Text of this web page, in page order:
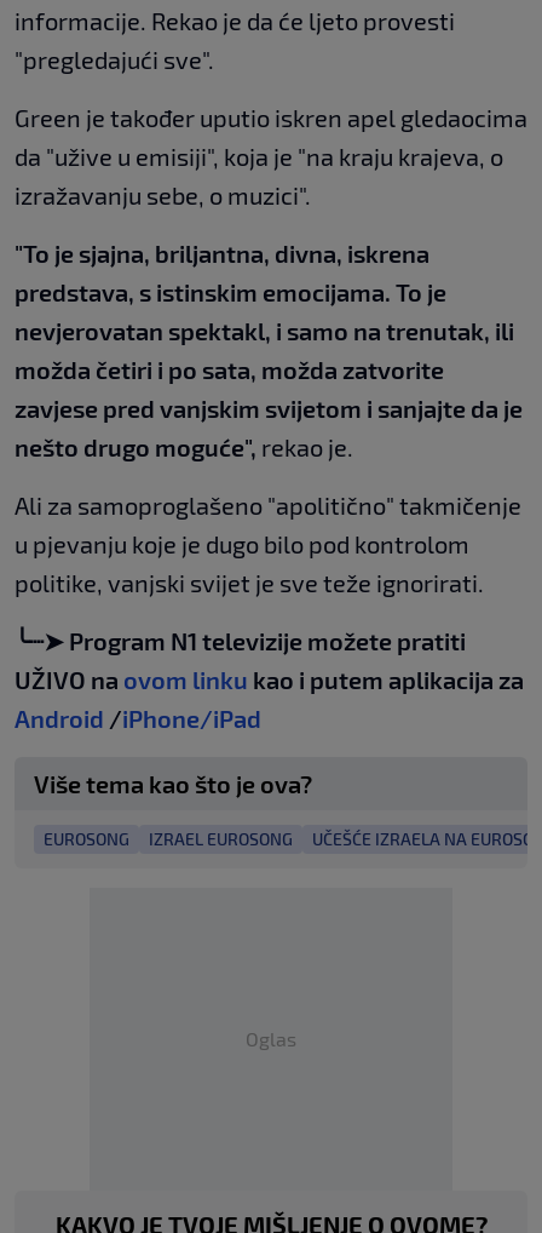
informacije. Rekao je da će ljeto provesti
"pregledajući sve".
Green je također uputio iskren apel gledaocima
da "užive u emisiji", koja je "na kraju krajeva, o
izražavanju sebe, o muzici".
"To je sjajna, briljantna, divna, iskrena
predstava, s istinskim emocijama. To je
nevjerovatan spektakl, i samo na trenutak, ili
možda četiri i po sata, možda zatvorite
zavjese pred vanjskim svijetom i sanjajte da je
nešto drugo moguće", rekao je.
Ali za samoproglašeno "apolitično" takmičenje
u pjevanju koje je dugo bilo pod kontrolom
politike, vanjski svijet je sve teže ignorirati.
╰┈➤ Program N1 televizije možete pratiti
UŽIVO na ovom linku kao i putem aplikacija za
Android /iPhone/iPad
Više tema kao što je ova?
EUROSONG IZRAEL EUROSONG UČEŠĆE IZRAELA NA
Oglas
KAKVO JE TVOJE MIŠLJENJE O OVOME?